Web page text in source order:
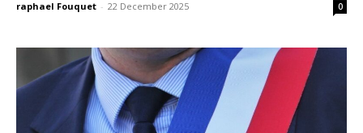
raphael Fouquet - 22 December 2025 0